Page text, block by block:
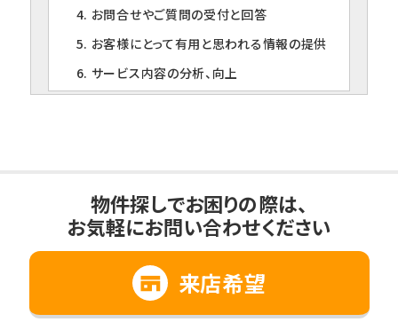
4. お問合せやご質問の受付と回答
5. お客様にとって有用と思われる情報の提供
6. サービス内容の分析、向上
1. ご本人の同意がある場合
2. 法令に基づく場合
3. 利用目的の範囲内で個人情報の取扱いの
全部又は一部を委託する場合
4. 人の生命、身体又は財産の保護のために必
物件探しでお困りの際は、
お気軽にお問い合わせください
来店希望